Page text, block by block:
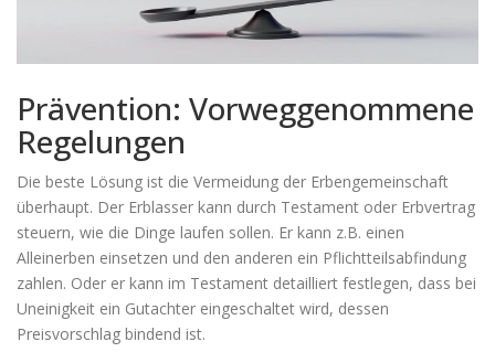
Prävention: Vorweggenommene
Regelungen
Die beste Lösung ist die Vermeidung der Erbengemeinschaft
überhaupt. Der Erblasser kann durch Testament oder Erbvertrag
steuern, wie die Dinge laufen sollen. Er kann z.B. einen
Alleinerben einsetzen und den anderen ein Pflichtteilsabfindung
zahlen. Oder er kann im Testament detailliert festlegen, dass bei
Uneinigkeit ein Gutachter eingeschaltet wird, dessen
Preisvorschlag bindend ist.